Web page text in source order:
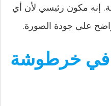
إنه مكون رئيسي لأن أي
على جودة الصورة.
ماذا تفعل Chip في خرطوشة